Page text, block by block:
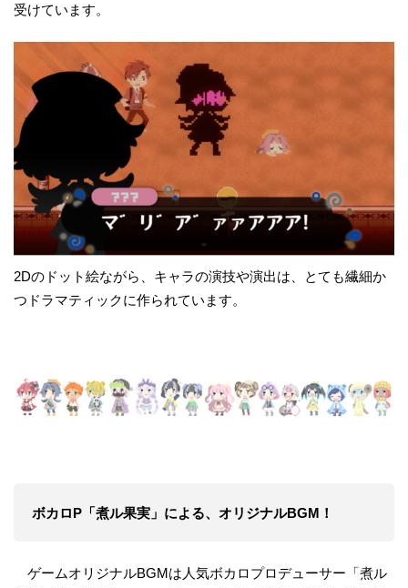
受けています。
2Dのドット絵ながら、キャラの演技や演出は、とても繊細か
つドラマティックに作られています。
ボカロP「煮ル果実」による、オリジナルBGM！
ゲームオリジナルBGMは人気ボカロプロデューサー「煮ル